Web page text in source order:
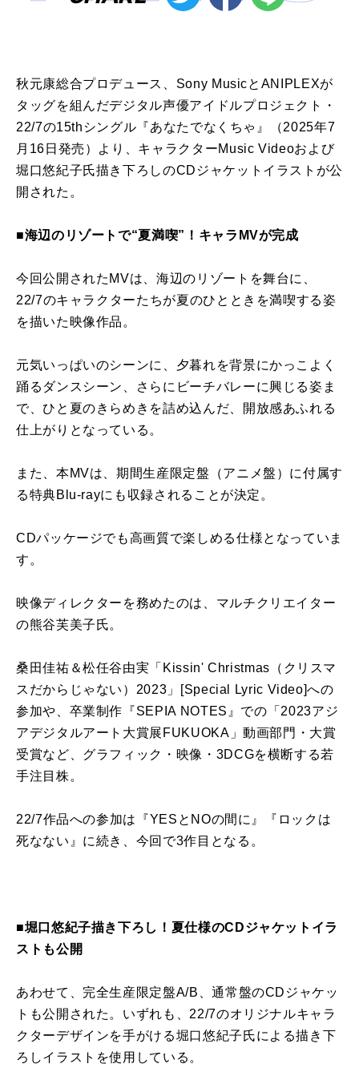
秋元康総合プロデュース、Sony MusicとANIPLEXが
タッグを組んだデジタル声優アイドルプロジェクト・
22/7の15thシングル『あなたでなくちゃ』（2025年7
月16日発売）より、キャラクターMusic Videoおよび
堀口悠紀子氏描き下ろしのCDジャケットイラストが公
開された。
■海辺のリゾートで“夏満喫”！キャラMVが完成
今回公開されたMVは、海辺のリゾートを舞台に、
22/7のキャラクターたちが夏のひとときを満喫する姿
を描いた映像作品。
元気いっぱいのシーンに、夕暮れを背景にかっこよく
踊るダンスシーン、さらにビーチバレーに興じる姿ま
で、ひと夏のきらめきを詰め込んだ、開放感あふれる
仕上がりとなっている。
また、本MVは、期間生産限定盤（アニメ盤）に付属す
る特典Blu-rayにも収録されることが決定。
CDパッケージでも高画質で楽しめる仕様となっていま
す。
映像ディレクターを務めたのは、マルチクリエイター
の熊谷芙美子氏。
桑田佳祐＆松任谷由実「Kissin' Christmas（クリスマ
スだからじゃない）2023」[Special Lyric Video]への
参加や、卒業制作『SEPIA NOTES』での「2023アジ
アデジタルアート大賞展FUKUOKA」動画部門・大賞
受賞など、グラフィック・映像・3DCGを横断する若
手注目株。
22/7作品への参加は『YESとNOの間に』『ロックは
死なない』に続き、今回で3作目となる。
■堀口悠紀子描き下ろし！夏仕様のCDジャケットイラ
ストも公開
あわせて、完全生産限定盤A/B、通常盤のCDジャケッ
トも公開された。いずれも、22/7のオリジナルキャラ
クターデザインを手がける堀口悠紀子氏による描き下
ろしイラストを使用している。